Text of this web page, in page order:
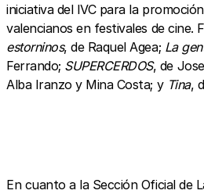
iniciativa del IVC para la
valencianos en festivales de cine.
estorninos, de Raquel Agea; La
Ferrando; SUPERCERDOS, de
Alba Iranzo y Mina Costa; y Tina,
En cuanto a la Sección Oficial de